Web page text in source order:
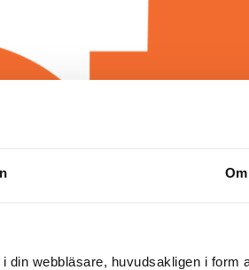
Om
din webbläsare, huvudsakligen i form